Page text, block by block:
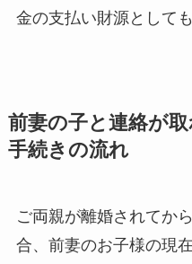
金の支払い財源として
前妻の子と連絡が
手続きの流れ
ご両親が離婚されてか
合、前妻のお子様の現